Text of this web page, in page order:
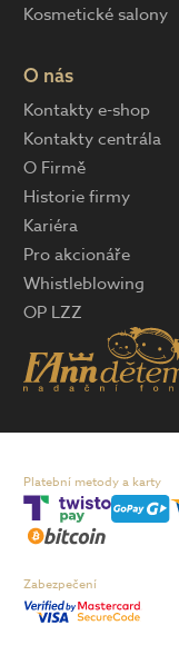
Kosmetické salony
O nás
Kontakty e-shop
Kontakty centrála
O Firmě
Historie firmy
Kariéra
Pro akcionáře
Whistleblowing
OP LZZ
Platební metody a karty
Zabezpečení